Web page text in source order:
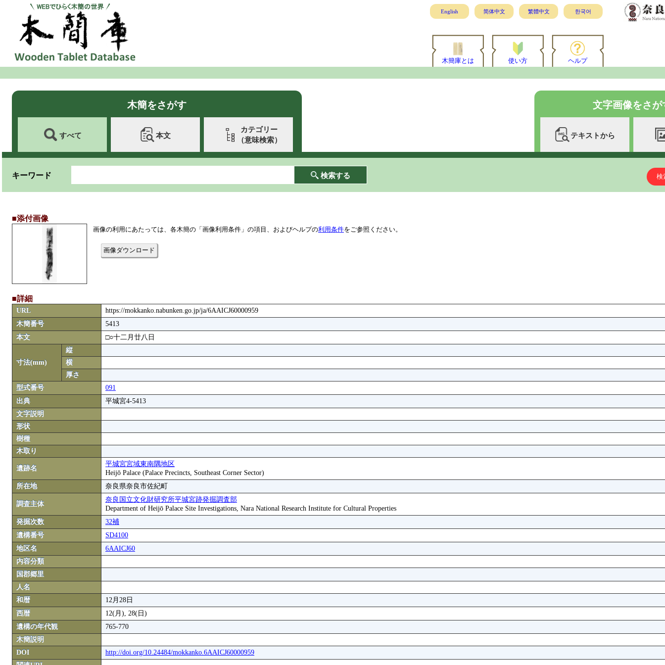
English 简体中文 繁體中文 한국어
木簡庫とは 使い方 ヘルプ
木簡をさがす
すべて 本文
カテゴリー
（意味検索）
文字画像をさが
テキストから
キーワード 検索する 検
■添付画像
画像の利用にあたっては、各木簡の「画像利用条件」の項目、およびヘルプの利用条件をご参照ください。
画像ダウンロード
■詳細
URL
https://mokkanko.nabunken.go.jp/ja/6AAICJ60000959
木簡番号
5413
本文
□○十二月廿八日
寸法(mm)
縦
横
厚さ
型式番号
091
出典
平城宮4-5413
文字説明
形状
樹種
木取り
遺跡名
平城宮宮域東南隅地区
Heijō Palace (Palace Precincts, Southeast Corner Sector)
所在地
奈良県奈良市佐紀町
調査主体
奈良国立文化財研究所平城宮跡発掘調査部
Department of Heijō Palace Site Investigations, Nara National Research Institute for Cultural Properties
発掘次数
32補
遺構番号
SD4100
地区名
6AAICJ60
内容分類
国郡郷里
人名
和暦
12月28日
西暦
12(月), 28(日)
遺構の年代観
765-770
木簡説明
DOI
http://doi.org/10.24484/mokkanko.6AAICJ60000959